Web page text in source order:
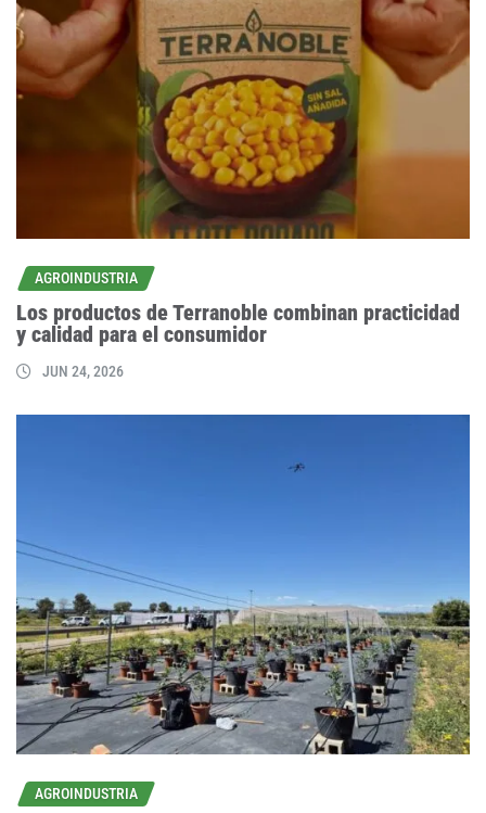
AGROINDUSTRIA
Los productos de Terranoble combinan practicidad
y calidad para el consumidor
JUN 24, 2026
AGROINDUSTRIA